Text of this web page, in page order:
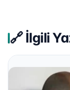
🔗 İlgili